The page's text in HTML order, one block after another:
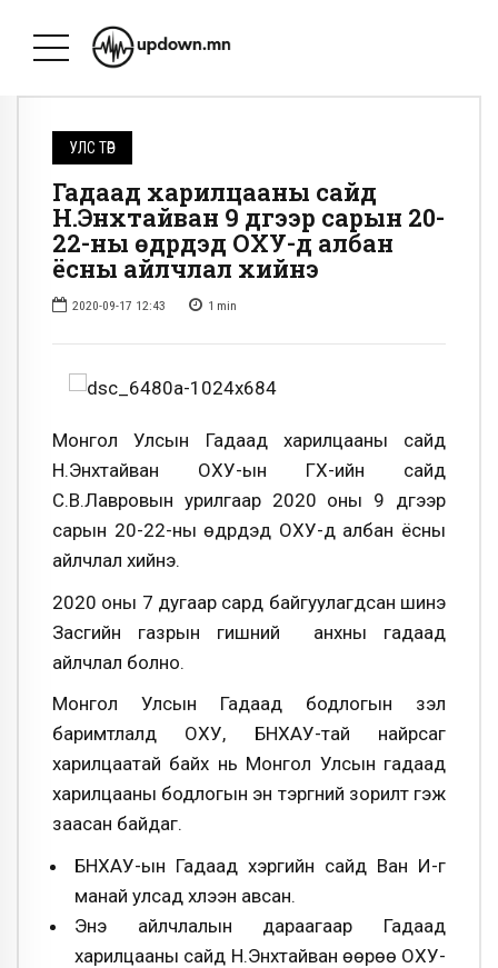
УЛС ТӨР
Гадаад харилцааны сайд
Н.Энхтайван 9 дүгээр сарын 20-
22-ны өдрүүдэд ОХУ-д албан
ёсны айлчлал хийнэ
2020-09-17 12:43 1 min
Монгол Улсын Гадаад харилцааны сайд
Н.Энхтайван ОХУ-ын ГХ-ийн сайд
С.В.Лавровын урилгаар 2020 оны 9 дүгээр
сарын 20-22-ны өдрүүдэд ОХУ-д албан ёсны
айлчлал хийнэ.
2020 оны 7 дугаар сард байгуулагдсан шинэ
Засгийн газрын гишүүний анхны гадаад
айлчлал болно.
Монгол Улсын Гадаад бодлогын үзэл
баримтлалд ОХУ, БНХАУ-тай найрсаг
харилцаатай байх нь Монгол Улсын гадаад
харилцааны бодлогын эн тэргүүний зорилт гэж
заасан байдаг.
БНХАУ-ын Гадаад хэргийн сайд Ван И-г
манай улсад хүлээн авсан.
Энэ айлчлалын дараагаар Гадаад
харилцааны сайд Н.Энхтайван өөрөө ОХУ-